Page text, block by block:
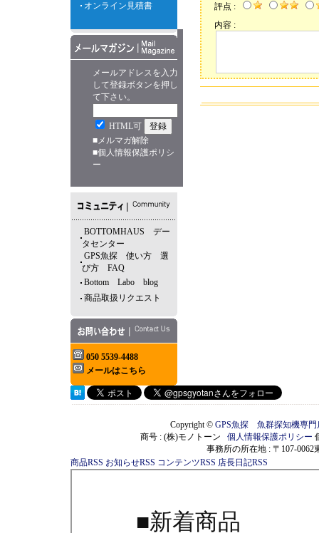
オンライン見積書
メールアドレスを入力
して登録ボタンを押し
て下さい。
HTML可
■メルマガ解除
■個人情報保護ポリシ
ー
BOTTOMHAUS デー
タセンター
GPS魚探 使い方 選
び方 FAQ
Bottom Labo blog
商品取扱リクエスト
050 5539-4488
メールはこちら
評点 :
内容 :
Copyright © GPS魚探 魚群探知機専
商号 : (株)モノトーン 個人情報保護ポリシー
事務所の所在地 : 〒107-
商品RSS お知らせRSS コンテンツRSS 店長日記RSS